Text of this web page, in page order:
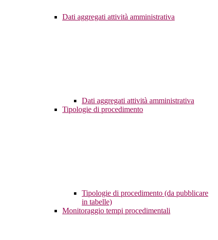
Dati aggregati attività amministrativa
Dati aggregati attività amministrativa
Tipologie di procedimento
Tipologie di procedimento (da pubblicare
in tabelle)
Monitoraggio tempi procedimentali